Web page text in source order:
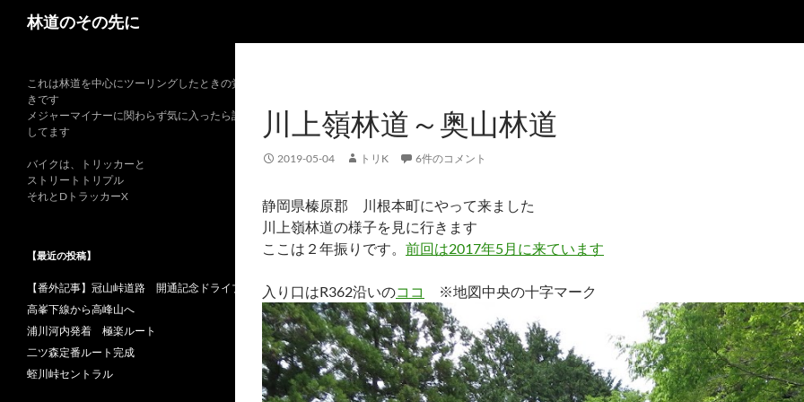
林道のその先に
川上嶺林道～奥山林道
2019-05-04 トリK 6件のコメント
静岡県榛原郡 川根本町にやって来ました
川上嶺林道の様子を見に行きます
ここは２年振りです。 前回は2017年5月に来ています
入り口はR362沿いのココ ※地図中央の十字マーク
これは林道を中心にツーリングしたときの覚書
きです
メジャーマイナーに関わらず気に入ったら記録
してます
バイクは、トリッカーと
ストリートトリプル
それとDトラッカーX
【最近の投稿】
【番外記事】冠山峠道路 開通記念ドライブ
高峯下線から高峰山へ
浦川河内発着 極楽ルート
二ツ森定番ルート完成
蛭川峠セントラル